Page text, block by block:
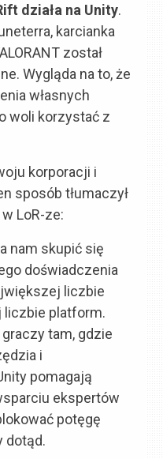
działa na Unity.
karcianka
został
Wygląda na to, że
własnych
woli korzystać z
korporacji i
sposób tłumaczył
LoR-ze:
nam skupić się
doświadczenia
liczbie
liczbie platform.
tam, gdzie
i
pomagają
ekspertów
potęgę
dotąd.